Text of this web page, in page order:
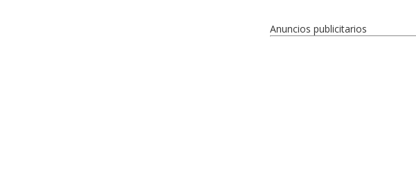
Anuncios publicitarios